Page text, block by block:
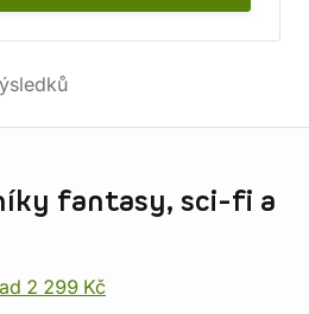
fantasy, sci-fi a
2 299 Kč